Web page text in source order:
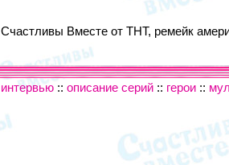
Вместе от ТНТ, ремейк
:: описание серий :: герои ::